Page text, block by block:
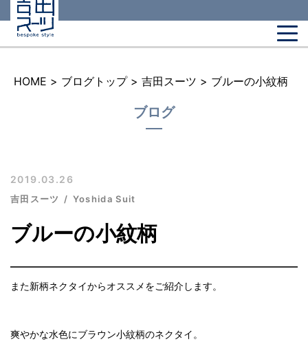
HOME > ブログトップ > 吉田スーツ > ブルーの小紋柄
ブログ
2019.03.26
吉田スーツ Yoshida Suit
ブルーの小紋柄
また新柄ネクタイからオススメをご紹介します。
爽やかな水色にブラウン小紋柄のネクタイ。